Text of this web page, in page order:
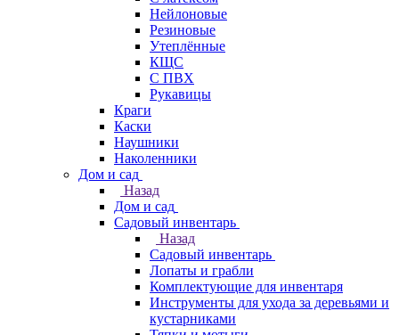
Нейлоновые
Резиновые
Утеплённые
КЩС
С ПВХ
Рукавицы
Краги
Каски
Наушники
Наколенники
Дом и сад
Назад
Дом и сад
Садовый инвентарь
Назад
Садовый инвентарь
Лопаты и грабли
Комплектующие для инвентаря
Инструменты для ухода за деревьями и
кустарниками